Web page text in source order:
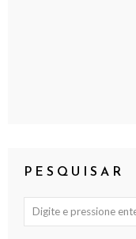
PESQUISAR